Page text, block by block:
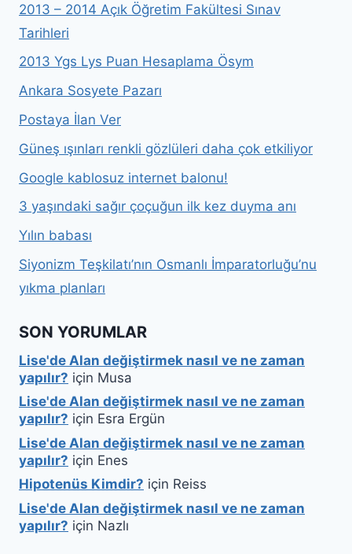
2013 – 2014 Açık Öğretim Fakültesi Sınav
Tarihleri
2013 Ygs Lys Puan Hesaplama Ösym
Ankara Sosyete Pazarı
Postaya İlan Ver
Güneş ışınları renkli gözlüleri daha çok etkiliyor
Google kablosuz internet balonu!
3 yaşındaki sağır çoçuğun ilk kez duyma anı
Yılın babası
Siyonizm Teşkilatı’nın Osmanlı İmparatorluğu’nu
yıkma planları
SON YORUMLAR
Lise'de Alan değiştirmek nasıl ve ne zaman
yapılır? için Musa
Lise'de Alan değiştirmek nasıl ve ne zaman
yapılır? için Esra Ergün
Lise'de Alan değiştirmek nasıl ve ne zaman
yapılır? için Enes
Hipotenüs Kimdir? için Reiss
Lise'de Alan değiştirmek nasıl ve ne zaman
yapılır? için Nazlı